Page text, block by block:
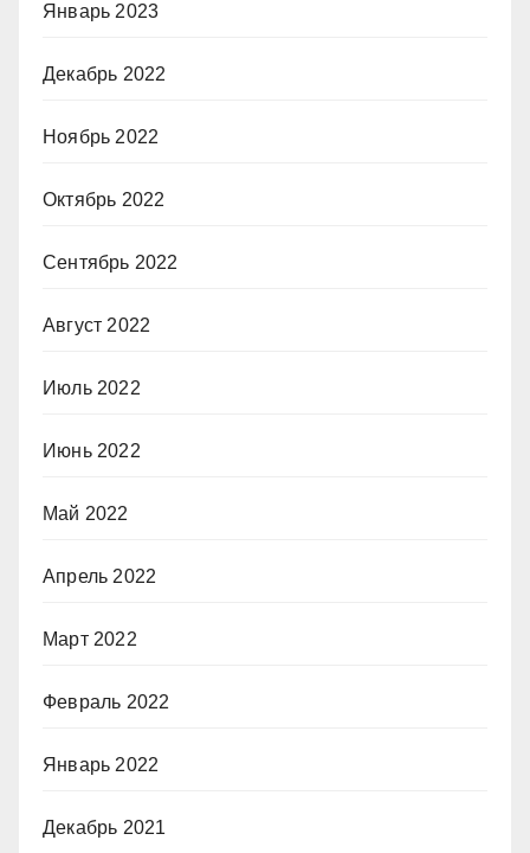
Январь 2023
Декабрь 2022
Ноябрь 2022
Октябрь 2022
Сентябрь 2022
Август 2022
Июль 2022
Июнь 2022
Май 2022
Апрель 2022
Март 2022
Февраль 2022
Январь 2022
Декабрь 2021